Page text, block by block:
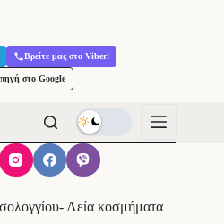
Βρείτε μας στο Viber!
στο Google
Λεία κοσμήματα